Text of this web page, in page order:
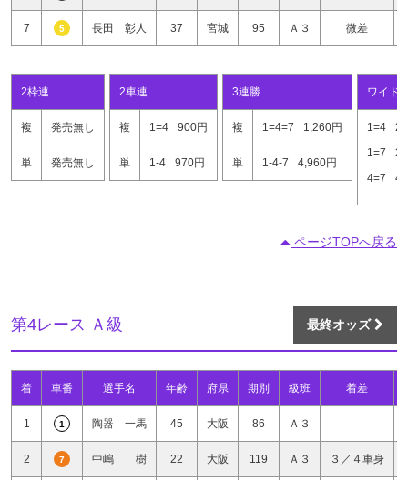
7 5 長田 彰人 37 宮城 95 Ａ３ 微差
2枠連
複 発売無し
単 発売無し
2車連
複 1=4 900円
単 1-4 970円
3連勝
複 1=4=7 1,260円
単 1-4-7 4,960円
ワイド
1=4
1=7
4=7
ページTOPへ戻る
第4レース Ａ級 最終オッズ
着 車番 選手名 年齢 府県 期別 級班 着差
1 1 陶器 一馬 45 大阪 86 Ａ３
2 7 中嶋 樹 22 大阪 119 Ａ３ ３／４車身